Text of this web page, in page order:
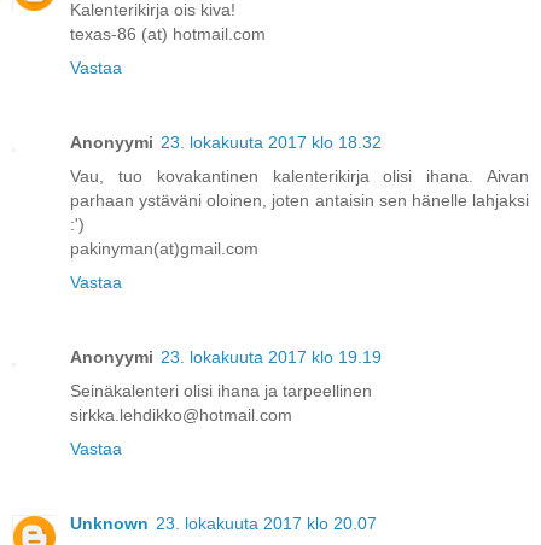
Kalenterikirja ois kiva!
texas-86 (at) hotmail.com
Vastaa
Anonyymi 23. lokakuuta 2017 klo 18.32
Vau, tuo kovakantinen kalenterikirja olisi ihana. Aivan
parhaan ystäväni oloinen, joten antaisin sen hänelle lahjaksi
:')
pakinyman(at)gmail.com
Vastaa
Anonyymi 23. lokakuuta 2017 klo 19.19
Seinäkalenteri olisi ihana ja tarpeellinen
sirkka.lehdikko@hotmail.com
Vastaa
Unknown 23. lokakuuta 2017 klo 20.07